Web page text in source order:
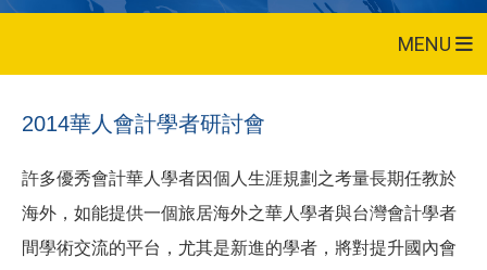
MENU
2014華人會計學者研討會
許多優秀會計華人學者因個人生涯規劃之考量長期任教於
海外，如能提供一個旅居海外之華人學者與台灣會計學者
間學術交流的平台，尤其是新進的學者，將對提升國內會